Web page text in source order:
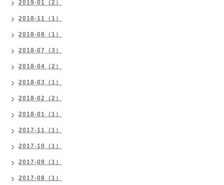
2019-01（2）
2018-11（1）
2018-08（1）
2018-07（3）
2018-04（2）
2018-03（1）
2018-02（2）
2018-01（1）
2017-11（1）
2017-10（1）
2017-09（1）
2017-08（1）